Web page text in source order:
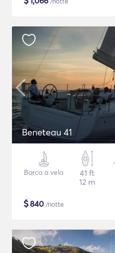
Beneteau 41
Barca a vela
41 ft
12 m
$840 /notte